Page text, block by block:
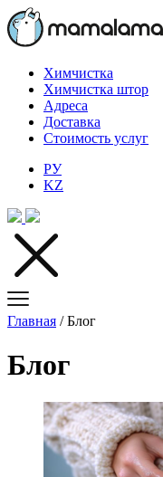
Химчистка
Химчистка штор
Адреса
Доставка
Стоимость услуг
РУ
KZ
Главная /Блог
Блог